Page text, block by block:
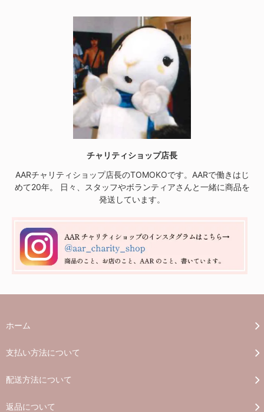
チャリティショップ店長
AARチャリティショップ店長のTOMOKOです。AARで働きはじ
めて20年。 日々、スタッフやボランティアさんと一緒に商品を
発送しています。
ホーム
支払い方法について
配送方法について
返品について